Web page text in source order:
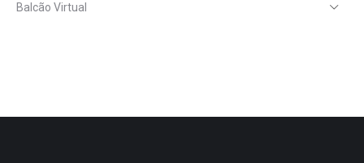
Balcão Virtual